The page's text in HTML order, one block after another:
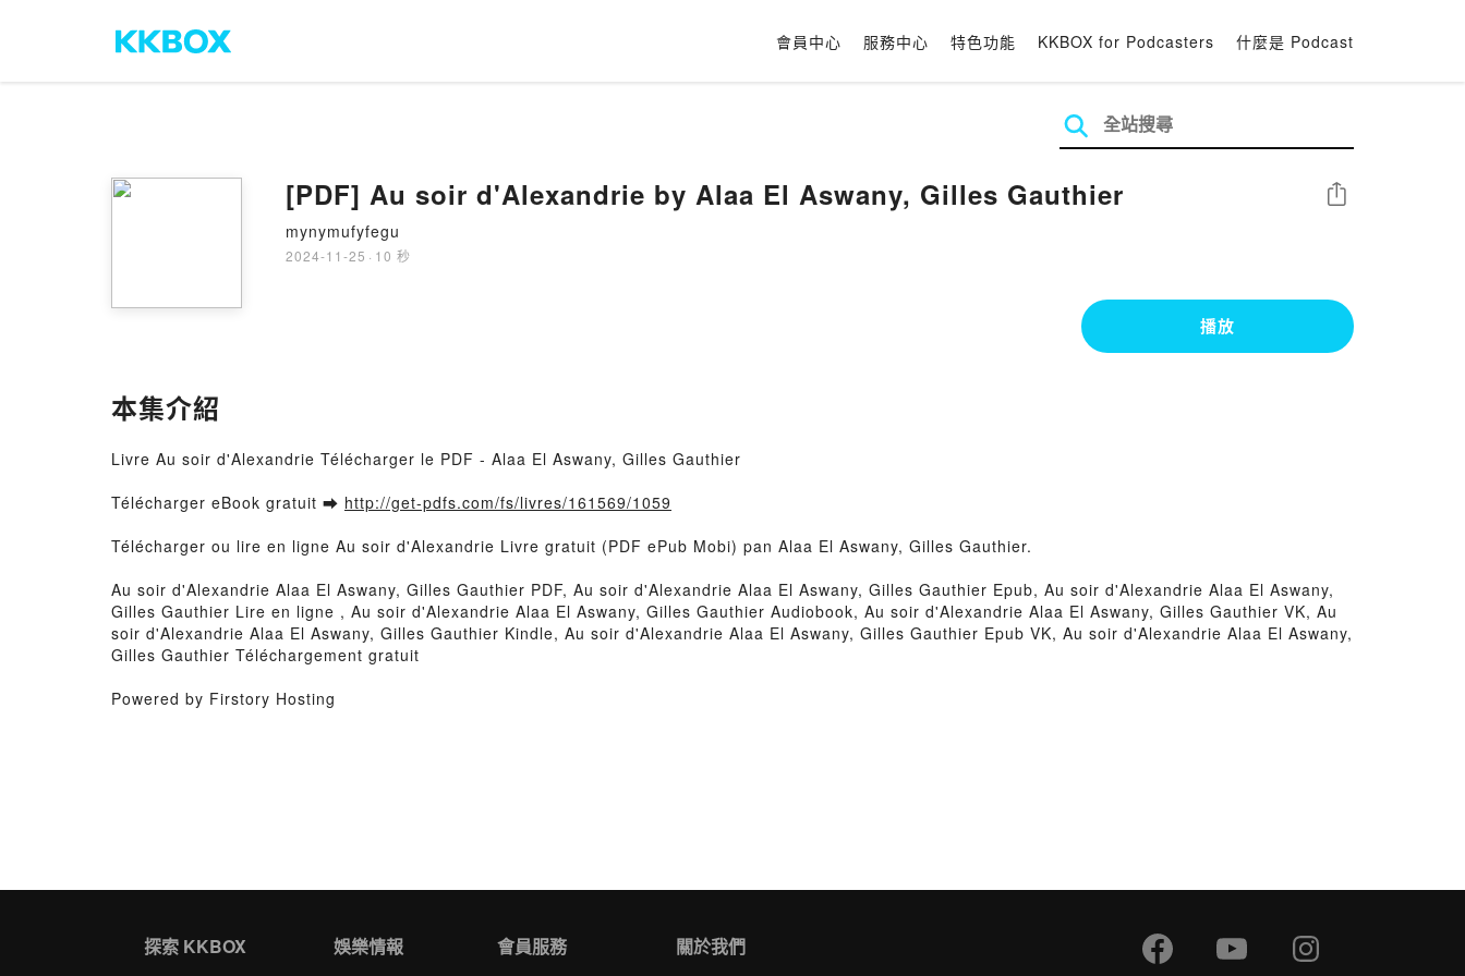
會員中心 服務中心 特色功能 KKBOX for Podcasters 什麼是 Podcast
[PDF] Au soir d'Alexandrie by Alaa El Aswany, Gilles Gauthier
mynymufyfegu
2024-11-25 · 10 秒
分享
播放
本集介紹
Livre Au soir d'Alexandrie Télécharger le PDF - Alaa El Aswany, Gilles Gauthier
Télécharger eBook gratuit ➡ http://get-pdfs.com/fs/livres/161569/1059
Télécharger ou lire en ligne Au soir d'Alexandrie Livre gratuit (PDF ePub Mobi) pan Alaa El Aswany, Gilles Gauthier.
Au soir d'Alexandrie Alaa El Aswany, Gilles Gauthier PDF, Au soir d'Alexandrie Alaa El Aswany, Gilles Gauthier Epub, Au soir d'Alexandrie Alaa El Aswany,
Gilles Gauthier Lire en ligne , Au soir d'Alexandrie Alaa El Aswany, Gilles Gauthier Audiobook, Au soir d'Alexandrie Alaa El Aswany, Gilles Gauthier VK, Au
soir d'Alexandrie Alaa El Aswany, Gilles Gauthier Kindle, Au soir d'Alexandrie Alaa El Aswany, Gilles Gauthier Epub VK, Au soir d'Alexandrie Alaa El Aswany,
Gilles Gauthier Téléchargement gratuit
Powered by Firstory Hosting
探索 KKBOX 娛樂情報 會員服務 關於我們